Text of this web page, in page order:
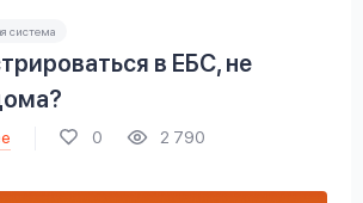
система
в ЕБС, не
0 2 790